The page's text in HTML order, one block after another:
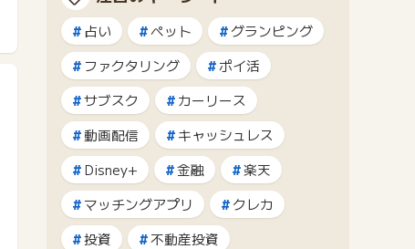
占い ペット
グランピング
ファクタリング
ポイ活
サブスク
カーリース
動画配信
キャッシュレス
Disney+
金融
楽天
マッチングアプリ
クレカ
投資
不動産投資